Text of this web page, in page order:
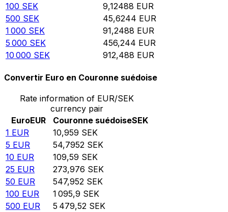
100 SEK 9,12488 EUR
500 SEK 45,6244 EUR
1 000 SEK 91,2488 EUR
5 000 SEK 456,244 EUR
10 000 SEK 912,488 EUR
Convertir Euro en Couronne suédoise
Rate information of EUR/SEK
currency pair
EuroEUR Couronne suédoiseSEK
1 EUR 10,959 SEK
5 EUR 54,7952 SEK
10 EUR 109,59 SEK
25 EUR 273,976 SEK
50 EUR 547,952 SEK
100 EUR 1 095,9 SEK
500 EUR 5 479,52 SEK